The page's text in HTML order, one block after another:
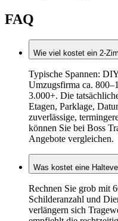
FAQ
Wie viel kostet ein
Typische Spannen:
Umzugsfirma ca.
3.000+. Die
Etagen, Parklage,
zuverlässige,
können Sie bei Boss
Angebote vergleichen.
Was kostet eine
Rechnen Sie grob mit
Schilderanzahl und
verlängern sich